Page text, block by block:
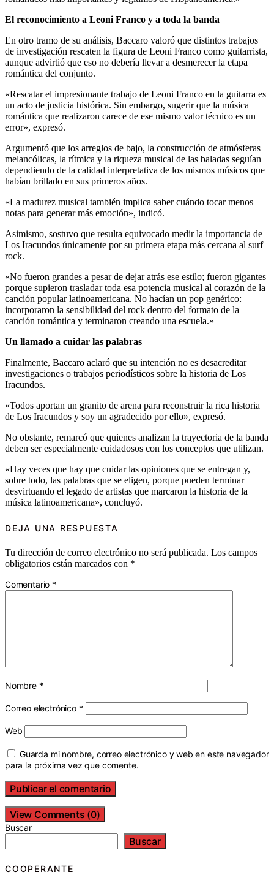
El reconocimiento a Leoni Franco y a toda la banda
En otro tramo de su análisis, Baccaro valoró que distintos trabajos
de investigación rescaten la figura de Leoni Franco como guitarrista,
aunque advirtió que eso no debería llevar a desmerecer la etapa
romántica del conjunto.
«Rescatar el impresionante trabajo de Leoni Franco en la guitarra es
un acto de justicia histórica. Sin embargo, sugerir que la música
romántica que realizaron carece de ese mismo valor técnico es un
error», expresó.
Argumentó que los arreglos de bajo, la construcción de atmósferas
melancólicas, la rítmica y la riqueza musical de las baladas seguían
dependiendo de la calidad interpretativa de los mismos músicos que
habían brillado en sus primeros años.
«La madurez musical también implica saber cuándo tocar menos
notas para generar más emoción», indicó.
Asimismo, sostuvo que resulta equivocado medir la importancia de
Los Iracundos únicamente por su primera etapa más cercana al surf
rock.
«No fueron grandes a pesar de dejar atrás ese estilo; fueron gigantes
porque supieron trasladar toda esa potencia musical al corazón de la
canción popular latinoamericana. No hacían un pop genérico:
incorporaron la sensibilidad del rock dentro del formato de la
canción romántica y terminaron creando una escuela.»
Un llamado a cuidar las palabras
Finalmente, Baccaro aclaró que su intención no es desacreditar
investigaciones o trabajos periodísticos sobre la historia de Los
Iracundos.
«Todos aportan un granito de arena para reconstruir la rica historia
de Los Iracundos y soy un agradecido por ello», expresó.
No obstante, remarcó que quienes analizan la trayectoria de la banda
deben ser especialmente cuidadosos con los conceptos que utilizan.
«Hay veces que hay que cuidar las opiniones que se entregan y,
sobre todo, las palabras que se eligen, porque pueden terminar
desvirtuando el legado de artistas que marcaron la historia de la
música latinoamericana», concluyó.
DEJA UNA RESPUESTA
Tu dirección de correo electrónico no será publicada. Los campos
obligatorios están marcados con *
Comentario *
Nombre *
Correo electrónico *
Web
Guarda mi nombre, correo electrónico y web en este navegador
para la próxima vez que comente.
View Comments (0)
Buscar
Buscar
COOPERANTE